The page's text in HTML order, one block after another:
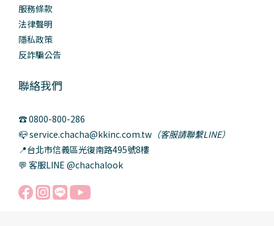
服務條款
法律聲明
隱私政策
反詐騙公告
聯絡我們
☎️ 0800-800-286
📪 service.chacha@kkinc.com.tw （客服請聯繫LINE）
📍台北市信義區光復南路495號8樓
💬 客服LINE @chachalook